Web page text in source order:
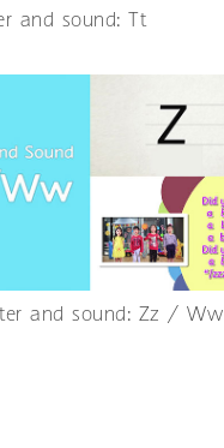
and sound: Tt
and sound: Zz / Ww